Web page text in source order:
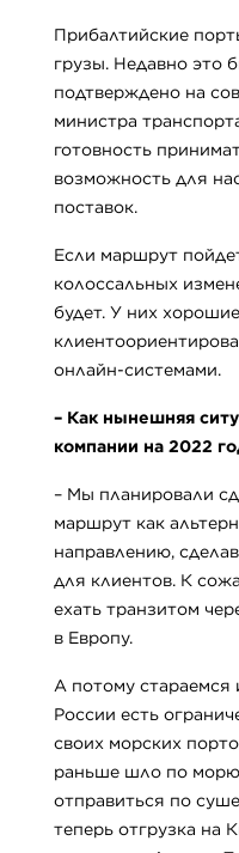
Прибалтийские
грузы. Недавно это
подтверждено на
министра
готовность
возможность для
поставок.
Если маршрут
колоссальных
будет. У них
онлайн-системами.
– Как нынешняя
компании на 2022
– Мы планировали
маршрут как
направлению,
для клиентов. К
ехать транзитом
в Европу.
А потому стараемся
России есть
своих морских
раньше шло по
отправиться по
теперь отгрузка на